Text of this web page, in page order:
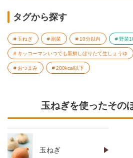
タグから探す
玉ねぎ 副菜 10分以内 野菜
キッコーマンいつでも新鮮しぼりたて生しょうゆ
おつまみ 200kcal以下
玉ねぎを使ったその
玉ねぎ